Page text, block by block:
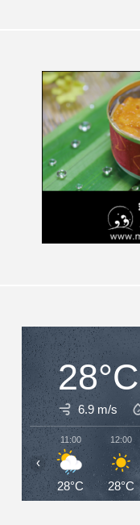
28°C
6.9 m/s
11:00
28°C
12:00
28°C
‹